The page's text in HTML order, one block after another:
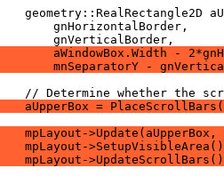
aWindowBox.Width -
mnSeparatorY -
aUpperBox =
mpLayout->Update(aUpperBox,
mpLayout-
mpLayout-